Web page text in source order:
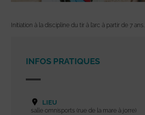
Initiation à la discipline du tir à l’arc à partir de 7 ans.
INFOS PRATIQUES
LIEU
salle omnisports (rue de la mare à jorre)